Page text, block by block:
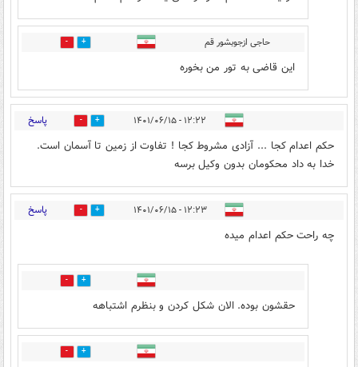
حاجی ازجوبشور قم 0
این قاضی به تور من بخوره
۱۲:۲۲ - ۱۴۰۱/۰۶/۱۵ 25 پاسخ
حکم اعدام کجا ... آزادی مشروط کجا ! تفاوت از زمین تا آسمان است.
خدا به داد محکومان بدون وکیل برسه
۱۲:۲۳ - ۱۴۰۱/۰۶/۱۵ 19 پاسخ
چه راحت حکم اعدام میده
9
حقشون بوده. الان شکل کردن و بنظرم اشتباهه
10